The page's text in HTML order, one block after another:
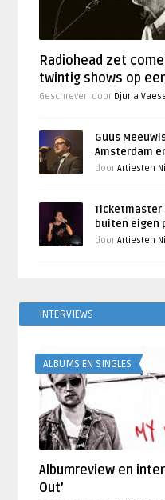
Radiohead zet
twintig shows op
Geschreven door Djuna
Guus
Amsterdam
doorArtiesten
Ticketmaster
buiten eigen
doorArtiesten
INTERVIEWS
ALBUMS EN SINGLES
Albumreview en
Out’